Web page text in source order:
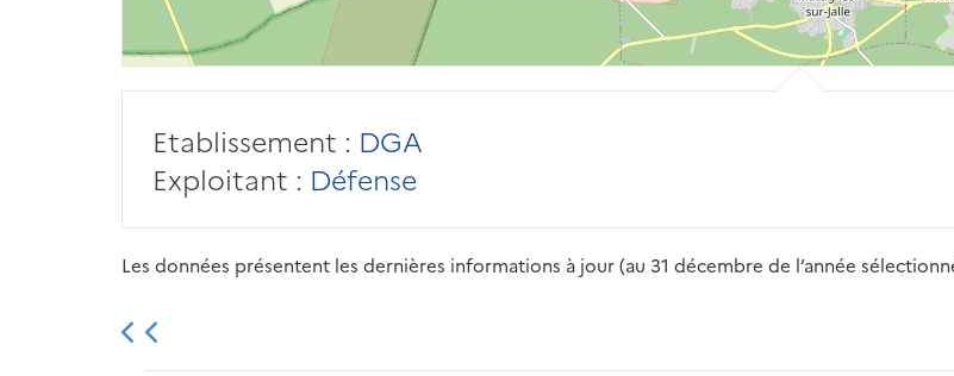
Etablissement : DGA
Exploitant : Défense
Les données présentent les dernières informations à jour (au 31 décembre de l’année